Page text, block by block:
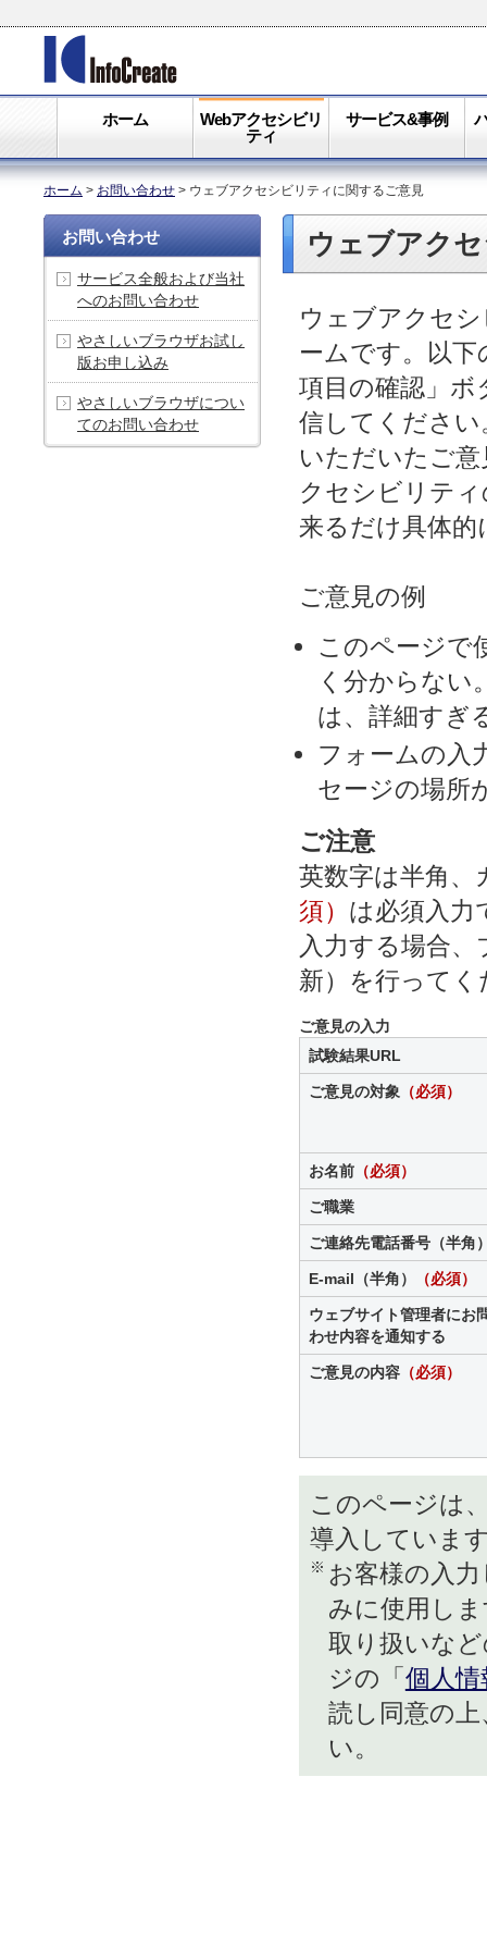
ホーム
Webアクセシビリ
ティ
サービス&事例
ホーム > お問い合わせ > ウェブアクセシビリティに関するご意見
ウェブアク
ウェブアクセ
ームです。以
項目の確認」ボ
信してください
いただいたご
クセシビリテ
来るだけ具体
ご意見の例
このページで
く分からない
は、詳細すぎ
フォームの入
セージの場所
ご注意
英数字は半角
須） は必須入力
入力する場合
新）を行ってく
ご意見の入力
試験結果URL
ご意見の対象 （必須）
お名前 （必須）
ご職業
ご連絡先電話番号（半角
E-mail（半角） （必須）
ウェブサイト管理者にお
わせ内容を通知する
ご意見の内容 （必須）
このページは
導入していま
※ お客様の入
みに使用し
取り扱いな
ジの「個人情
読し同意の
い。
お問い合わせ
サービス全般および当社
へのお問い合わせ
やさしいブラウザお試し
版お申し込み
やさしいブラウザについ
てのお問い合わせ